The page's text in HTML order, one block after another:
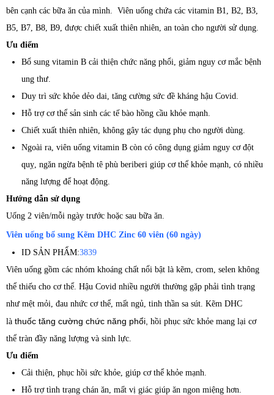
bên cạnh các bữa ăn của mình. Viên uống chứa các vitamin B1, B2, B3,
B5, B7, B8, B9, được chiết xuất thiên nhiên, an toàn cho người sử dụng.
Ưu điểm
Bổ sung vitamin B cải thiện chức năng phổi, giảm nguy cơ mắc bệnh
ung thư.
Duy trì sức khỏe dẻo dai, tăng cường sức đề kháng hậu Covid.
Hỗ trợ cơ thể sản sinh các tế bào hồng cầu khỏe mạnh.
Chiết xuất thiên nhiên, không gây tác dụng phụ cho người dùng.
Ngoài ra, viên uống vitamin B còn có công dụng giảm nguy cơ đột
quỵ, ngăn ngừa bệnh tê phù beriberi giúp cơ thể khỏe mạnh, có nhiều
năng lượng để hoạt động.
Hướng dẫn sử dụng
Uống 2 viên/mỗi ngày trước hoặc sau bữa ăn.
Viên uống bổ sung Kẽm DHC Zinc 60 viên (60 ngày)
ID SẢN PHẨM:3839
Viên uống gồm các nhóm khoáng chất nổi bật là kẽm, crom, selen không
thể thiếu cho cơ thể. Hậu Covid nhiều người thường gặp phải tình trạng
như mệt mỏi, đau nhức cơ thể, mất ngủ, tinh thần sa sút. Kẽm DHC
là thuốc tăng cường chức năng phổi, hồi phục sức khỏe mang lại cơ
thể tràn đầy năng lượng và sinh lực.
Ưu điểm
Cải thiện, phục hồi sức khỏe, giúp cơ thể khỏe mạnh.
Hỗ trợ tình trạng chán ăn, mất vị giác giúp ăn ngon miệng hơn.